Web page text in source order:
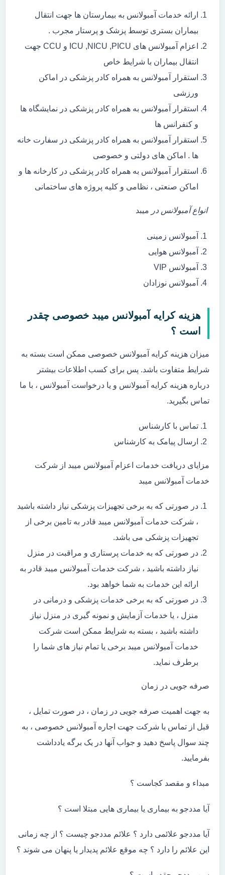
ارائه خدمات آمبولانس به بیمارستان ها جهت انتقال
بیماران بستری توسط پزشک و پرستار مجرب .
اعزام آمبولانس های ICU ,NICU ,PICU و CCU جهت
انتقال بیماران با شرایط خاص
استقرار آمبولانس به همراه کادر پزشکی در اماکن
ورزشی
استقرار آمبولانس به همراه کادر پزشکی در نمایشگاه ها
و کنفرانس ها
استقرار آمبولانس به همراه کادر پزشکی در سفارت خانه
ها . اماکن های دولتی و خصوصی
استقرار آمبولانس به همراه کادر پزشکی در کارخانه ها و
اماکن صنعتی ، نظامی و کلیه پروژه های ساختمانی
انواع آمبولانس در میبد
آمبولانس زمینی
آمبولانس هوایی
آمبولانس VIP
آمبولانس نوزادان
هزینه کرایه آمبولانس میبد خصوصی چقدر
است ؟
میزان هزینه کرایه آمبولانس خصوصی ممکن است بسته به
شرایط متفاوت باشد. پس برای کسب اطلاعات بیشتر
درباره هزینه کرایه آمبولانس و یا درخواست آمبولانس ، با ما
تماس بگیرید.
تماس با کارشناس
ارسال پیامک به کارشناس
مزایای دریافت خدمات اعزام آمبولانس میبد از شرکت
خدمات آمبولانس میبد
در صورتی که به برخی تجهیزات پزشکی نیاز داشته باشید
، شرکت خدمات آمبولانس میبد قادر به تامین برخی از
تجهیزات پزشکی می باشد.
در صورتی که به خدمات پرستاری و مراقبت در منزل
نیاز داشته باشید ، شرکت خدمات آمبولانس میبد قادر به
ارائه این خدمات به شما خواهد بود.
در صورتی که به برخی خدمات پزشکی و درمانی در
منزل ، یا خدمات آزمایش و نمونه گیری در منزل نیاز
داشته باشید ، بسته به شرایط ممکن است شرکت
خدمات آمبولانس میبد برخی یا تمام نیاز های شما را
برطرف نماید.
صرفه جویی در زمان
به جهت اهمیت صرفه جویی در زمان ، در صورت تمایل ،
قبل از تماس با شرکت جهت اجاره آمبولانس خصوصی ، به
چند سوال پاسخ دهید و جواب آنها در یک برگه یادداشت
بفرمایید.
مبداء و مقصد کجاست ؟
آیا مددجو به بیماری یا بیماری هایی مبتلا است ؟
آیا مددجو علائمی دارد ؟ علائم مددجو چیست ؟ از چه زمانی
این علائم را دارد ؟ چه موقع علائم پدیدار یا پنهان می شوند ؟